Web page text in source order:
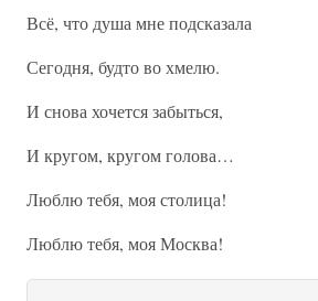
Всё, что душа мне подсказала
Сегодня, будто во хмелю.
И снова хочется забыться,
И кругом, кругом голова…
Люблю тебя, моя столица!
Люблю тебя, моя Москва!